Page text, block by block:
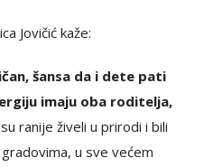
Jovičić kaže:
šansa da i dete pati
imaju oba roditelja,
ranije živeli u prirodi i bili
u sve većem